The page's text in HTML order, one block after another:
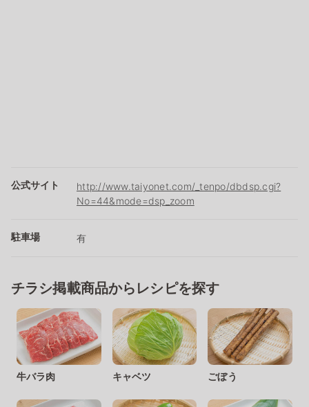
公式サイト
http://www.taiyonet.com/_tenpo/dbdsp.cgi?
No=44&mode=dsp_zoom
駐車場 有
チラシ掲載商品からレシピを探す
牛バラ肉 キャベツ ごぼう